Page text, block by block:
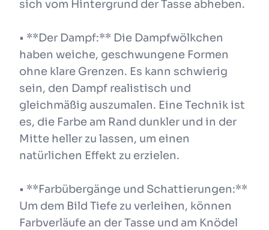
sich vom Hintergrund der Tasse abheben.
• **Der Dampf:** Die Dampfwölkchen
haben weiche, geschwungene Formen
ohne klare Grenzen. Es kann schwierig
sein, den Dampf realistisch und
gleichmäßig auszumalen. Eine Technik ist
es, die Farbe am Rand dunkler und in der
Mitte heller zu lassen, um einen
natürlichen Effekt zu erzielen.
• **Farbübergänge und Schattierungen:**
Um dem Bild Tiefe zu verleihen, können
Farbverläufe an der Tasse und am Knödel